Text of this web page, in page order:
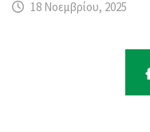
18 Νοεμβρίου, 2025